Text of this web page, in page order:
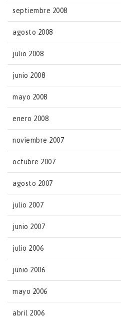
septiembre 2008
agosto 2008
julio 2008
junio 2008
mayo 2008
enero 2008
noviembre 2007
octubre 2007
agosto 2007
julio 2007
junio 2007
julio 2006
junio 2006
mayo 2006
abril 2006